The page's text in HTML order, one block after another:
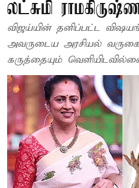
லட்சுமி
விஜய்யின் தனிப்பட்ட
அவருடைய அரசியல்
கருத்தையும்